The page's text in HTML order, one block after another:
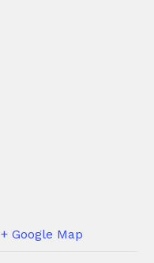
+ Google Map